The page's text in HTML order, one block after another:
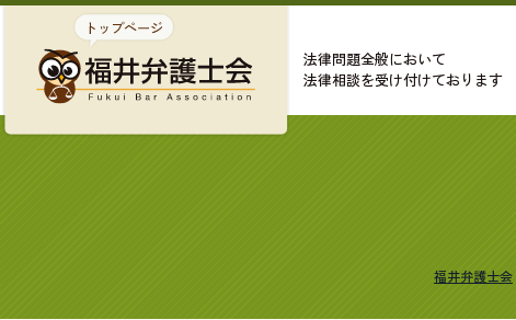
法律問題全般において
法律相談を受け付けております
福井弁護士会